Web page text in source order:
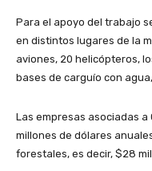
Para el apoyo del trabajo
en distintos lugares de la
aviones, 20 helicópteros,
bases de carguío con
Las empresas asociadas a
millones de dólares
forestales, es decir, $28